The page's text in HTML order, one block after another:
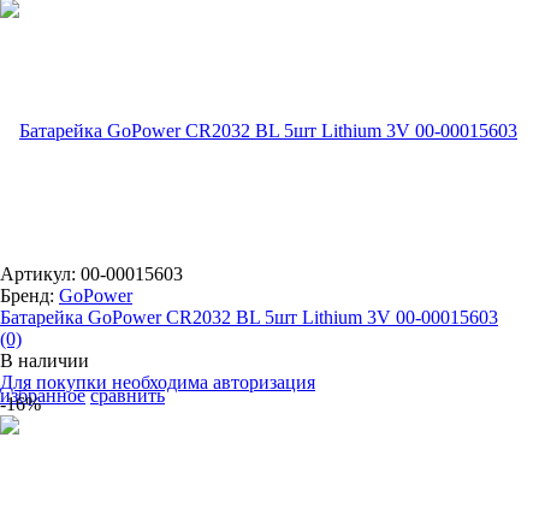
избранное сравнить
Артикул: 00-00015603
Бренд: GoPower
Батарейка GoPower CR2032 BL 5шт Lithium 3V 00-00015603
(0)
В наличии
Для покупки необходима авторизация
-16%